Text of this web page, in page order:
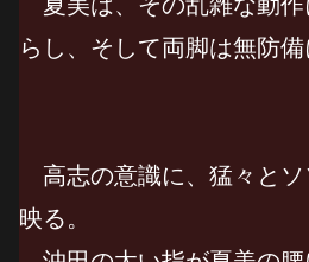
らし、そして両脚は無防備
高志の意識に、猛々とソ
映る。